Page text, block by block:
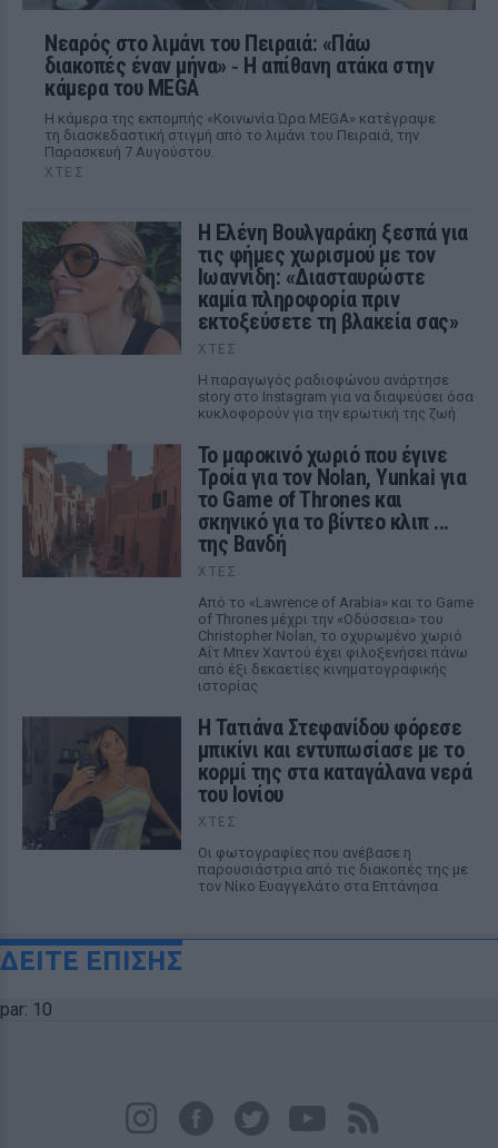
Νεαρός στο λιμάνι του Πειραιά: «Πάω
διακοπές έναν μήνα» ‑ Η απίθανη ατάκα στην
κάμερα του MEGA
Η κάμερα της εκπομπής «Κοινωνία Ώρα MEGA» κατέγραψε
τη διασκεδαστική στιγμή από το λιμάνι του Πειραιά, την
Παρασκευή 7 Αυγούστου.
ΧΤΕΣ
Η Ελένη Βουλγαράκη ξεσπά για
τις φήμες χωρισμού με τον
Ιωαννίδη: «Διασταυρώστε
καμία πληροφορία πριν
εκτοξεύσετε τη βλακεία σας»
ΧΤΕΣ
Η παραγωγός ραδιοφώνου ανάρτησε
story στο Instagram για να διαψεύσει όσα
κυκλοφορούν για την ερωτική της ζωή
Το μαροκινό χωριό που έγινε
Τροία για τον Nolan, Yunkai για
το Game of Thrones και
σκηνικό για το βίντεο κλιπ ...
της Βανδή
ΧΤΕΣ
Από το «Lawrence of Arabia» και το Game
of Thrones μέχρι την «Οδύσσεια» του
Christopher Nolan, το οχυρωμένο χωριό
Αΐτ Μπεν Χαντού έχει φιλοξενήσει πάνω
από έξι δεκαετίες κινηματογραφικής
ιστορίας
Η Τατιάνα Στεφανίδου φόρεσε
μπικίνι και εντυπωσίασε με το
κορμί της στα καταγάλανα νερά
του Ιονίου
ΧΤΕΣ
Οι φωτογραφίες που ανέβασε η
παρουσιάστρια από τις διακοπές της με
τον Νίκο Ευαγγελάτο στα Επτάνησα
ΔΕΙΤΕ ΕΠΙΣΗΣ
par: 10